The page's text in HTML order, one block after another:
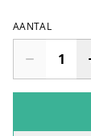
AANTAL